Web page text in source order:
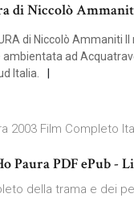
di Niccolò
di Niccolò Ammaniti
ambientata ad
Italia.
2003 Film Completo
Paura PDF ePub -
della trama e dei